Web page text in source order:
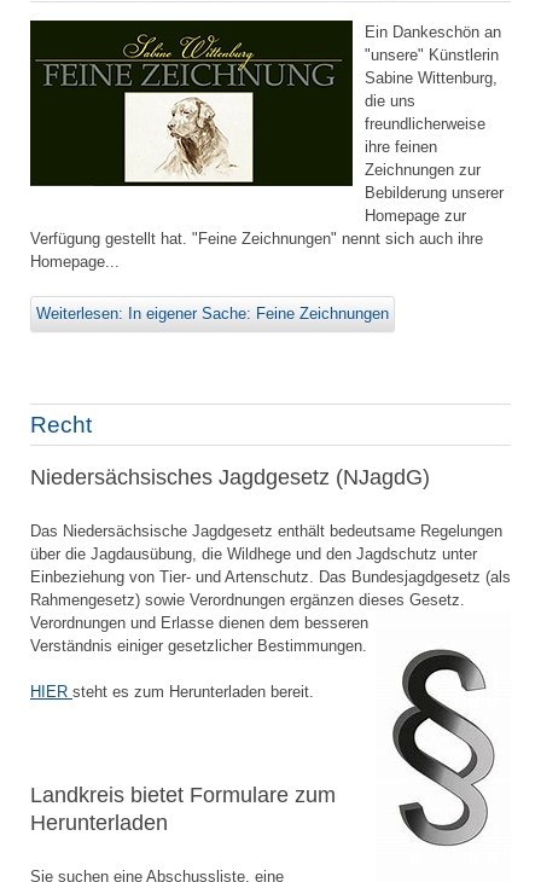
Ein Dankeschön an
"unsere" Künstlerin
Sabine Wittenburg,
die uns
freundlicherweise
ihre feinen
Zeichnungen zur
Bebilderung unserer
Homepage zur
Verfügung gestellt hat. "Feine Zeichnungen" nennt sich auch ihre
Homepage...
Weiterlesen: In eigener Sache: Feine Zeichnungen
Recht
Niedersächsisches Jagdgesetz (NJagdG)
Das Niedersächsische Jagdgesetz enthält bedeutsame Regelungen
über die Jagdausübung, die Wildhege und den Jagdschutz unter
Einbeziehung von Tier- und Artenschutz. Das Bundesjagdgesetz (als
Rahmengesetz) sowie Verordnungen ergänzen dieses Gesetz.
Verordnungen und Erlasse dienen dem besseren
Verständnis einiger gesetzlicher Bestimmungen.
HIER steht es zum Herunterladen bereit.
Landkreis bietet Formulare zum
Herunterladen
Sie suchen eine Abschussliste, eine